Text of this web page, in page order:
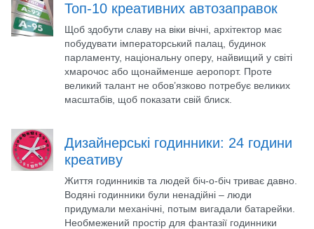
Топ-10 креативних автозаправок
Щоб здобути славу на віки вічні, архітектор має
побудувати імператорський палац, будинок
парламенту, національну оперу, найвищий у світі
хмарочос або щонайменше аеропорт. Проте
великий талант не обов’язково потребує великих
масштабів, щоб показати свій блиск.
Дизайнерські годинники: 24 години
креативу
Життя годинників та людей біч-о-біч триває давно.
Водяні годинники були ненадійні – люди
придумали механічні, потым вигадали батарейки.
Необмежений простір для фантазії годинники